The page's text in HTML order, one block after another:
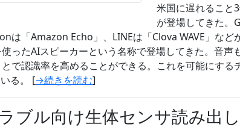
米国に遅れること
が登場してきた
は「Amazon Echo」、LINEは「Clova WAVE」など
ったAIスピーカーという名称で登場してきた。音声
で認識率を高めることができる。これを可能にする
る。 [→続きを読む]
ブル向け生体センサ読み出